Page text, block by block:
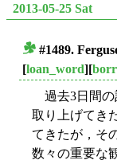
2013-05-25 Sat
#1489.
[loan_word][
過去3日間の
取り上げてき
てきたが，そ
数々の重要な